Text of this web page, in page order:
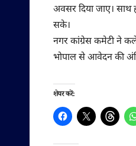
अवसर दिया जाए। साथ
सके।
नगर कांग्रेस कमेटी ने
भोपाल से आवेदन की
शेयर करें: